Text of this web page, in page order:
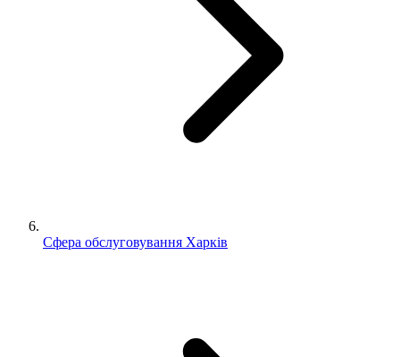
Сфера обслуговування Харків